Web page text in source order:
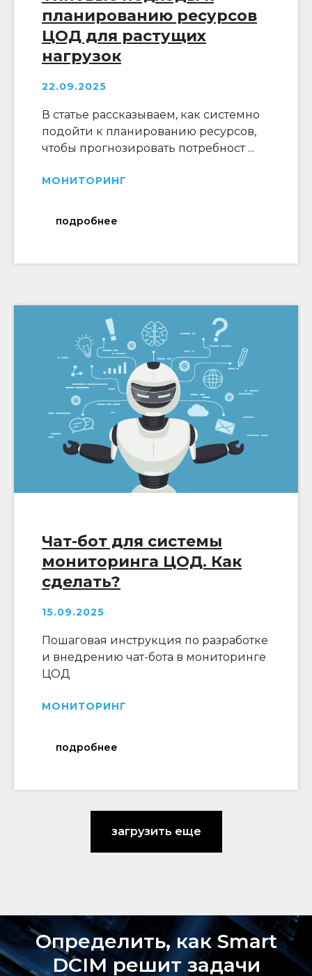
планированию ресурсов
ЦОД для растущих
нагрузок
22.09.2025
В статье рассказываем, как системно
подойти к планированию ресурсов,
чтобы прогнозировать потребност ...
МОНИТОРИНГ
подробнее
Чат-бот для системы
мониторинга ЦОД. Как
сделать?
15.09.2025
Пошаговая инструкция по разработке
и внедрению чат-бота в мониторинге
ЦОД
МОНИТОРИНГ
подробнее
загрузить еще
Определить, как Smart
DCIM решит задачи